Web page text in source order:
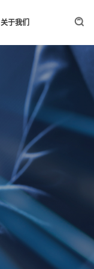
关于我们